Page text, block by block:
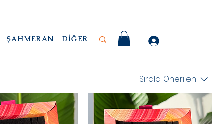
ŞAHMERAN DİĞER
Sırala: Önerilen